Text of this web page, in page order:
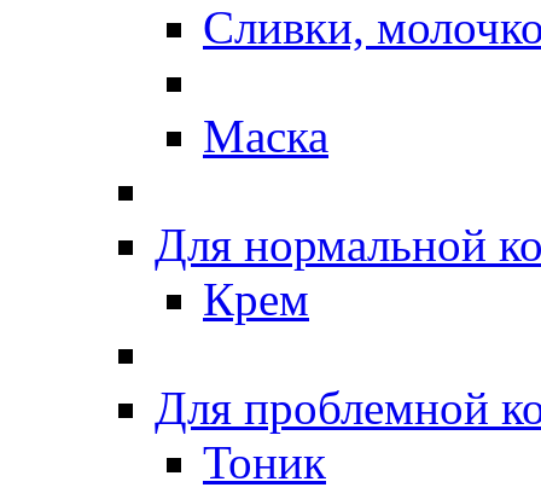
Сливки,
Маска
Для нормальной
Крем
Для проблемной
Тоник